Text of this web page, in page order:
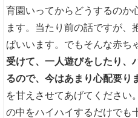
育園いってからどうするのか
ます。当たり前の話ですが、
ぱいいます。でもそんな赤ち
受けて、一人遊びをしたり、
るので、今はあまり心配要り
を甘えさせてあげてください
の中をハイハイするだけでも